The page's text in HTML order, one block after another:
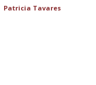
Patricia Tavares